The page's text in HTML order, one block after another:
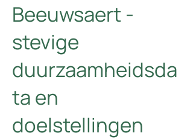
Beeuwsaert -
stevige
duurzaamheidsda
ta en
doelstellingen